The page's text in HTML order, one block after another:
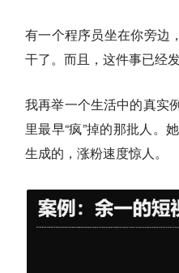
有一个程序员坐在你旁边
干了。而且，这件事已经
我再举一个生活中的真实
里最早“疯”掉的那批人。
生成的，涨粉速度惊人。